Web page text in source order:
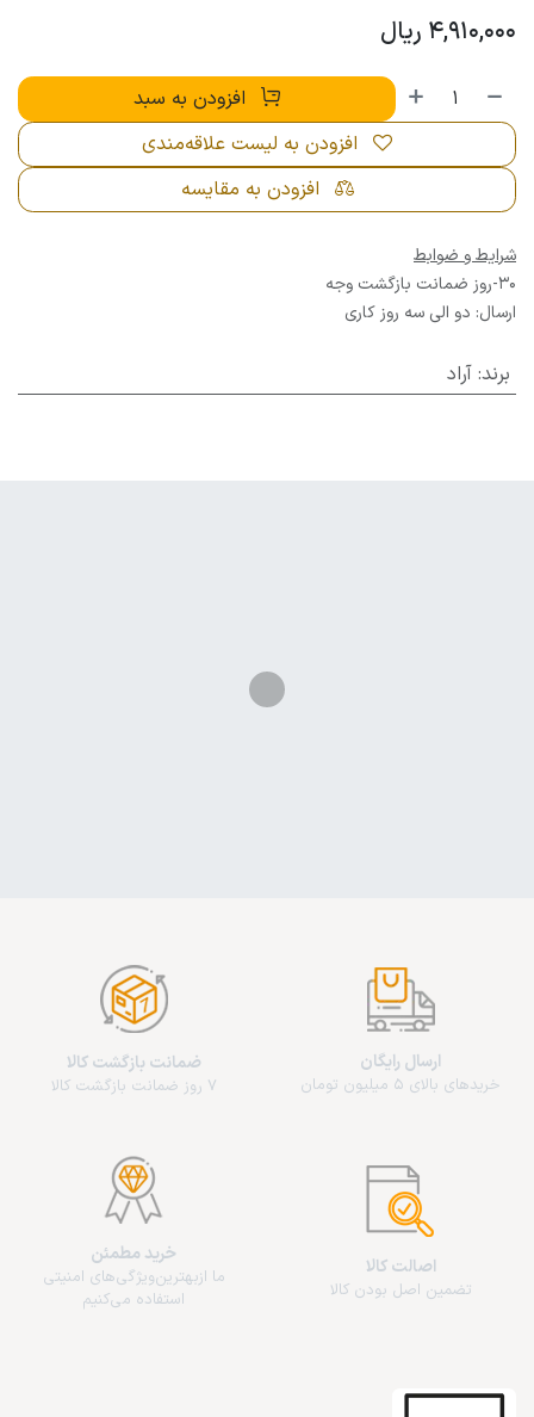
4,910,000 ریال
افزودن به سبد
افزودن به مقایسه
افزودن به لیست علاقه‌مندی
شرایط و ضوابط
30-روز ضمانت بازگشت وجه
ارسال: دو الی سه روز کاری
برند: آراد
ارسال رایگان
خریدهای بالای 5 میلیون تومان
ضمانت بازگشت کالا
7 روز ضمانت بازگشت کالا
اصالت کالا
تضمین اصل بودن کالا
خرید مطمئن
ما از‌بهترین‌ویژگی‌های امنیتی
استفاده می‌کنیم